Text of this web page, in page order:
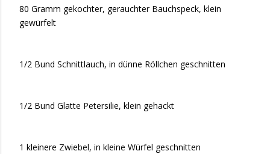
80 Gramm gekochter, gerauchter Bauchspeck, klein
gewürfelt
1/2 Bund Schnittlauch, in dünne Röllchen geschnitten
1/2 Bund Glatte Petersilie, klein gehackt
1 kleinere Zwiebel, in kleine Würfel geschnitten